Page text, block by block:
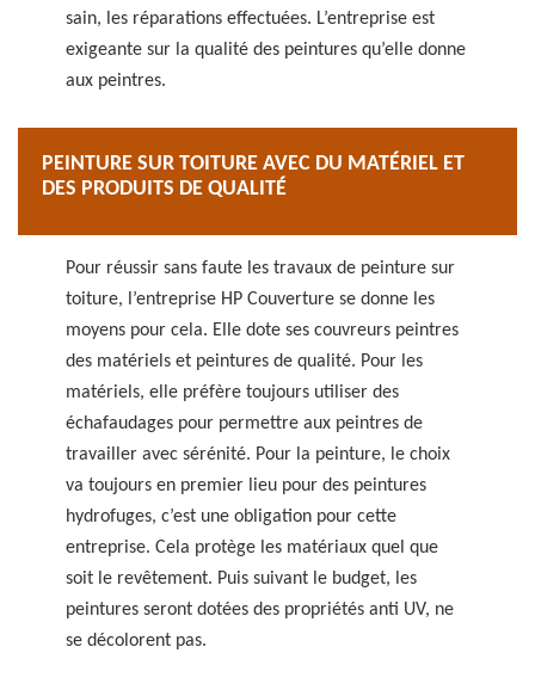
sain, les réparations effectuées. L’entreprise est
exigeante sur la qualité des peintures qu’elle donne
aux peintres.
PEINTURE SUR TOITURE AVEC DU MATÉRIEL ET
DES PRODUITS DE QUALITÉ
Pour réussir sans faute les travaux de peinture sur
toiture, l’entreprise HP Couverture se donne les
moyens pour cela. Elle dote ses couvreurs peintres
des matériels et peintures de qualité. Pour les
matériels, elle préfère toujours utiliser des
échafaudages pour permettre aux peintres de
travailler avec sérénité. Pour la peinture, le choix
va toujours en premier lieu pour des peintures
hydrofuges, c’est une obligation pour cette
entreprise. Cela protège les matériaux quel que
soit le revêtement. Puis suivant le budget, les
peintures seront dotées des propriétés anti UV, ne
se décolorent pas.